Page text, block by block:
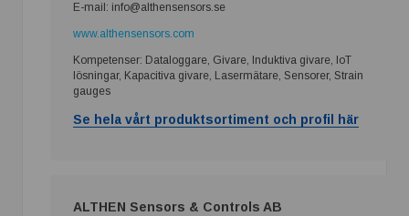
E-mail: info@althensensors.se
www.althensensors.com
Kompetenser: Dataloggare, Givare, Induktiva givare, IoT
lösningar, Kapacitiva givare, Lasermätare, Sensorer, Strain
gauges
Se hela vårt produktsortiment och profil här
ALTHEN Sensors & Controls AB